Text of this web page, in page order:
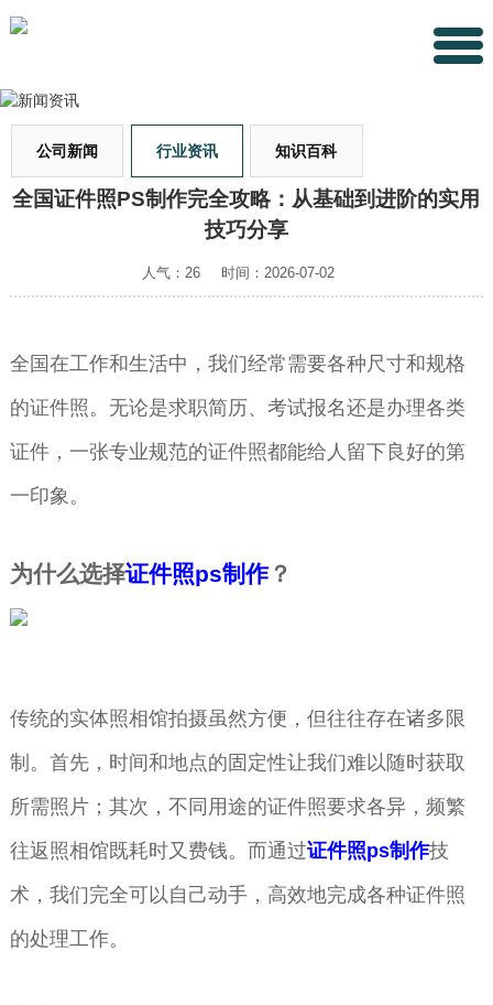
公司新闻 行业资讯 知识百科
全国证件照PS制作完全攻略：从基础到进阶的实用
技巧分享
人气：26 时间：2026-07-02
全国在工作和生活中，我们经常需要各种尺寸和规格
的证件照。无论是求职简历、考试报名还是办理各类
证件，一张专业规范的证件照都能给人留下良好的第
一印象。
为什么选择证件照ps制作？
传统的实体照相馆拍摄虽然方便，但往往存在诸多限
制。首先，时间和地点的固定性让我们难以随时获取
所需照片；其次，不同用途的证件照要求各异，频繁
往返照相馆既耗时又费钱。而通过证件照ps制作技
术，我们完全可以自己动手，高效地完成各种证件照
的处理工作。